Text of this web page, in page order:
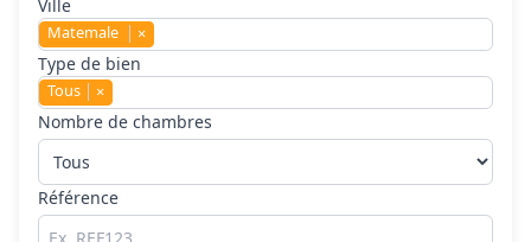
Ville
Matemale ×
Type de bien
Tous ×
Nombre de chambres
Référence